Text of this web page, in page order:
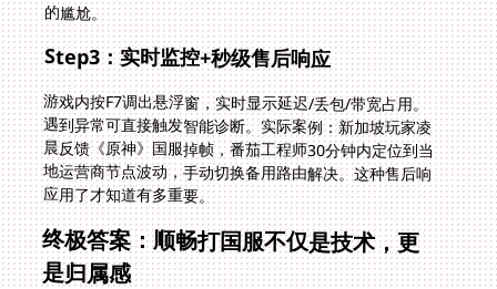
的尴尬。
Step3：实时监控+秒级售后响应
游戏内按F7调出悬浮窗，实时显示延迟/丢包/带宽占用。
遇到异常可直接触发智能诊断。实际案例：新加坡玩家凌
晨反馈《原神》国服掉帧，番茄工程师30分钟内定位到当
地运营商节点波动，手动切换备用路由解决。这种售后响
应用了才知道有多重要。
终极答案：顺畅打国服不仅是技术，更
是归属感